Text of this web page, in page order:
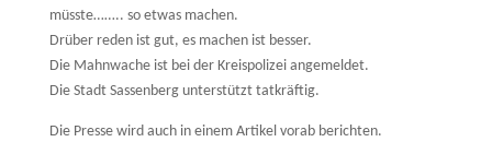
müsste…….. so etwas machen.
Drüber reden ist gut, es machen ist besser.
Die Mahnwache ist bei der Kreispolizei angemeldet.
Die Stadt Sassenberg unterstützt tatkräftig.
Die Presse wird auch in einem Artikel vorab berichten.